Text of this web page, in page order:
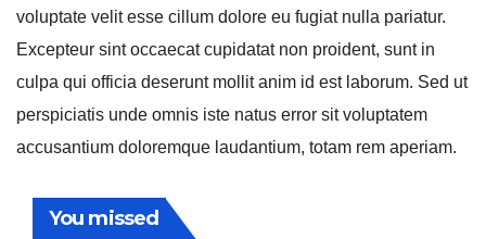
voluptate velit esse cillum dolore eu fugiat nulla pariatur.
Excepteur sint occaecat cupidatat non proident, sunt in
culpa qui officia deserunt mollit anim id est laborum. Sed ut
perspiciatis unde omnis iste natus error sit voluptatem
accusantium doloremque laudantium, totam rem aperiam.
You missed